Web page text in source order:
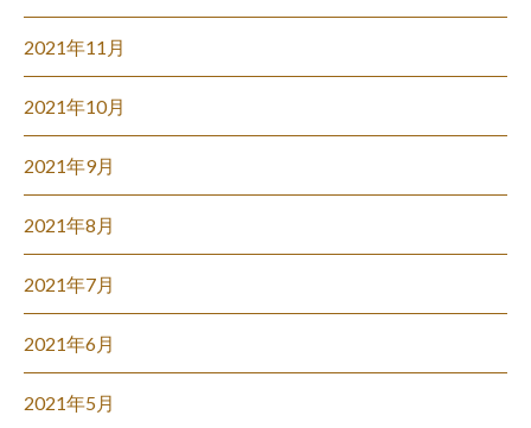
2021年11月
2021年10月
2021年9月
2021年8月
2021年7月
2021年6月
2021年5月